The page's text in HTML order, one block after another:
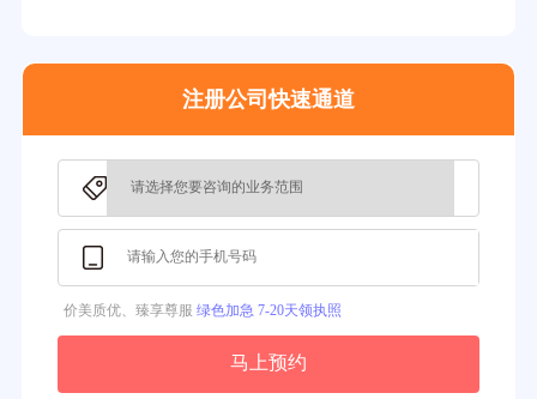
注册公司快速通道
价美质优、臻享尊服 绿色加急 7-20天领执照
马上预约